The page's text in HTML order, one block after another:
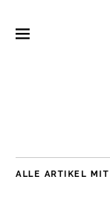
ALLE ARTIKEL